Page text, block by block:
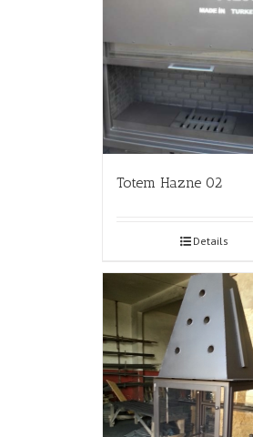
Totem Hazne 02
Details